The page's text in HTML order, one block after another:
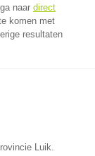
naar direct
komen met
resultaten
Luik.